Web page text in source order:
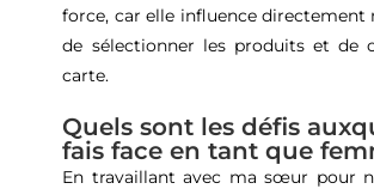
force, car elle influence directement
de sélectionner les produits et de
carte.
Quels sont les défis
fais face en tant que
En travaillant avec ma sœur pour